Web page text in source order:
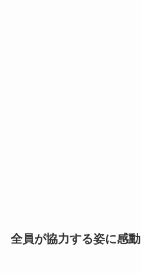
全員が協力する姿に感動